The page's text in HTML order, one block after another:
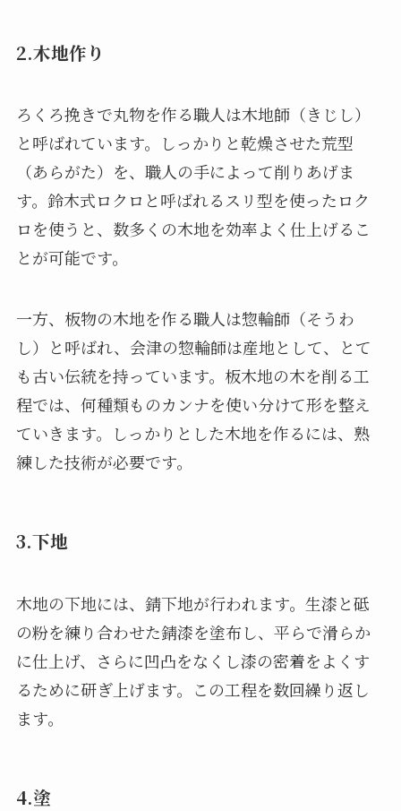
2.木地作り
ろくろ挽きで丸物を作る職人は木地師（きじし）
と呼ばれています。しっかりと乾燥させた荒型
（あらがた）を、職人の手によって削りあげま
す。鈴木式ロクロと呼ばれるスリ型を使ったロク
ロを使うと、数多くの木地を効率よく仕上げるこ
とが可能です。
一方、板物の木地を作る職人は惣輪師（そうわ
し）と呼ばれ、会津の惣輪師は産地として、とて
も古い伝統を持っています。板木地の木を削る工
程では、何種類ものカンナを使い分けて形を整え
ていきます。しっかりとした木地を作るには、熟
練した技術が必要です。
3.下地
木地の下地には、錆下地が行われます。生漆と砥
の粉を練り合わせた錆漆を塗布し、平らで滑らか
に仕上げ、さらに凹凸をなくし漆の密着をよくす
るために研ぎ上げます。この工程を数回繰り返し
ます。
4.塗